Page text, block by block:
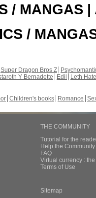
/ MANGAS |
/
Super Dragon Bros Z
Y Bernadette Edil
Leth Hate
Children's books Romance
THE COMMUNITY
Tutorial for the
Help the
FAQ
Virtual currency :
Terms of Use
Sitemap